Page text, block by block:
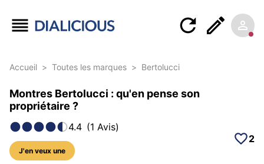
Accueil > Toutes les marques > Bertolucci
Montres Bertolucci : qu'en pense son
propriétaire ?
4.4 (1 Avis)
J'en veux une
2
5 photos sur cette marque